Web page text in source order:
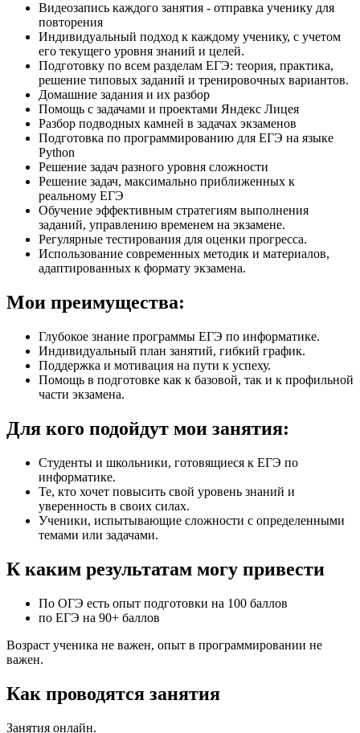
Видеозапись каждого занятия - отправка ученику для
повторения
Индивидуальный подход к каждому ученику, с учетом
его текущего уровня знаний и целей.
Подготовку по всем разделам ЕГЭ: теория, практика,
решение типовых заданий и тренировочных вариантов.
Домашние задания и их разбор
Помощь с задачами и проектами Яндекс Лицея
Разбор подводных камней в задачах экзаменов
Подготовка по программированию для ЕГЭ на языке
Python
Решение задач разного уровня сложности
Решение задач, максимально приближенных к
реальному ЕГЭ
Обучение эффективным стратегиям выполнения
заданий, управлению временем на экзамене.
Регулярные тестирования для оценки прогресса.
Использование современных методик и материалов,
адаптированных к формату экзамена.
Мои преимущества:
Глубокое знание программы ЕГЭ по информатике.
Индивидуальный план занятий, гибкий график.
Поддержка и мотивация на пути к успеху.
Помощь в подготовке как к базовой, так и к профильной
части экзамена.
Для кого подойдут мои занятия:
Студенты и школьники, готовящиеся к ЕГЭ по
информатике.
Те, кто хочет повысить свой уровень знаний и
уверенность в своих силах.
Ученики, испытывающие сложности с определенными
темами или задачами.
К каким результатам могу привести
По ОГЭ есть опыт подготовки на 100 баллов
по ЕГЭ на 90+ баллов
Возраст ученика не важен, опыт в программировании не
важен.
Как проводятся занятия
Занятия онлайн.